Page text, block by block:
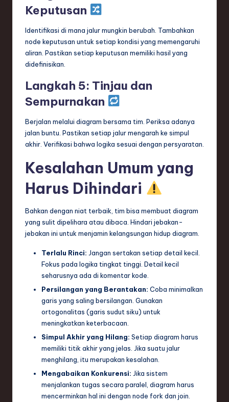
Keputusan
Identifikasi di mana jalur mungkin berubah. Tambahkan
node keputusan untuk setiap kondisi yang memengaruhi
aliran. Pastikan setiap keputusan memiliki hasil yang
didefinisikan.
Langkah 5: Tinjau dan
Sempurnakan
Berjalan melalui diagram bersama tim. Periksa adanya
jalan buntu. Pastikan setiap jalur mengarah ke simpul
akhir. Verifikasi bahwa logika sesuai dengan persyaratan.
Kesalahan Umum yang
Harus Dihindari
Bahkan dengan niat terbaik, tim bisa membuat diagram
yang sulit dipelihara atau dibaca. Hindari jebakan-
jebakan ini untuk menjamin kelangsungan hidup diagram.
Terlalu Rinci: Jangan sertakan setiap detail kecil.
Fokus pada logika tingkat tinggi. Detail kecil
seharusnya ada di komentar kode.
Persilangan yang Berantakan: Coba minimalkan
garis yang saling bersilangan. Gunakan
ortogonalitas (garis sudut siku) untuk
meningkatkan keterbacaan.
Simpul Akhir yang Hilang: Setiap diagram harus
memiliki titik akhir yang jelas. Jika suatu jalur
menghilang, itu merupakan kesalahan.
Mengabaikan Konkurensi: Jika sistem
menjalankan tugas secara paralel, diagram harus
mencerminkan hal ini dengan node fork dan join.